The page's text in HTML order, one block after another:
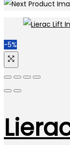
-5%